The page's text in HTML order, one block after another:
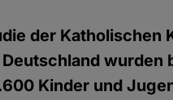
der Katholischen
wurden
Kinder und